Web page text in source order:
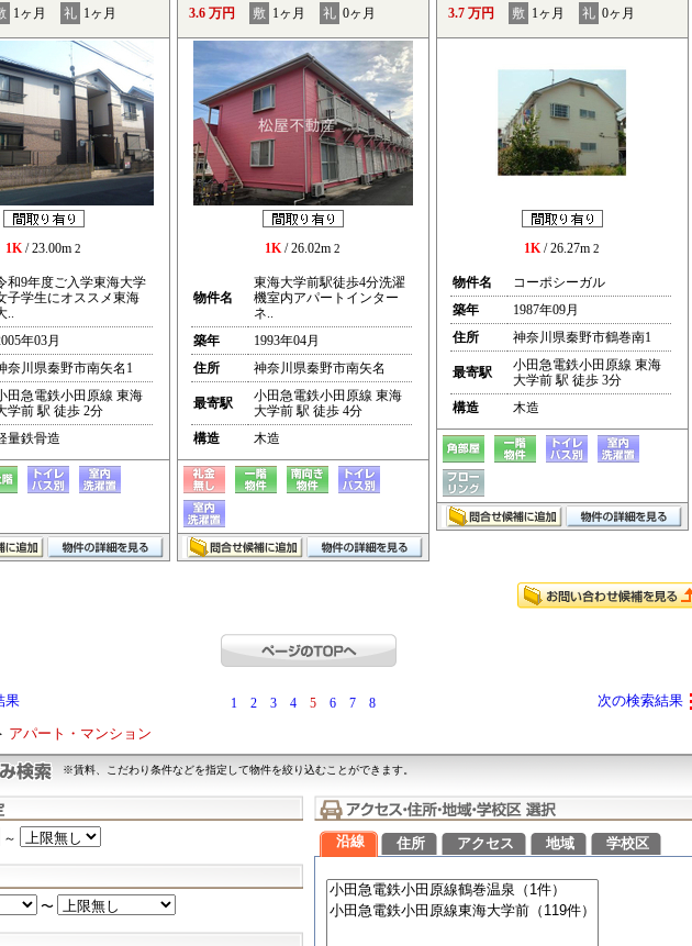
1ヶ月 礼 1ヶ月
1K/ 23.00m 2
和9年度ご入学東海大学
子学生にオススメ東海
..
年03月
奈川県秦野市南矢名1
田急電鉄小田原線 東海
学前 駅 徒歩 2分
量鉄骨造
3.6 万円 敷 1ヶ月 礼 0ヶ月
1K/ 26.02m 2
物件名
東海大学前駅徒歩4分洗濯
機室内アパートインター
ネ..
築年
1993年04月
住所
神奈川県秦野市南矢名
最寄駅
小田急電鉄小田原線 東海
大学前 駅 徒歩 4分
構造
木造
3.7 万円 敷 1ヶ月 礼 0ヶ月
1K/ 26.27m 2
物件名
コーポシーガル
築年
1987年09月
住所
神奈川県秦野市鶴巻南1
最寄駅
小田急電鉄小田原線 東海
大学前 駅 徒歩 3分
構造
木造
果 1 2 3 4 5 6 7 8 次の検索結果
アパート・マンション
※賃料、こだわり条件などを指定して物件を絞り込むことができます。
～
〜
沿線 住所 アクセス 地域 学校区